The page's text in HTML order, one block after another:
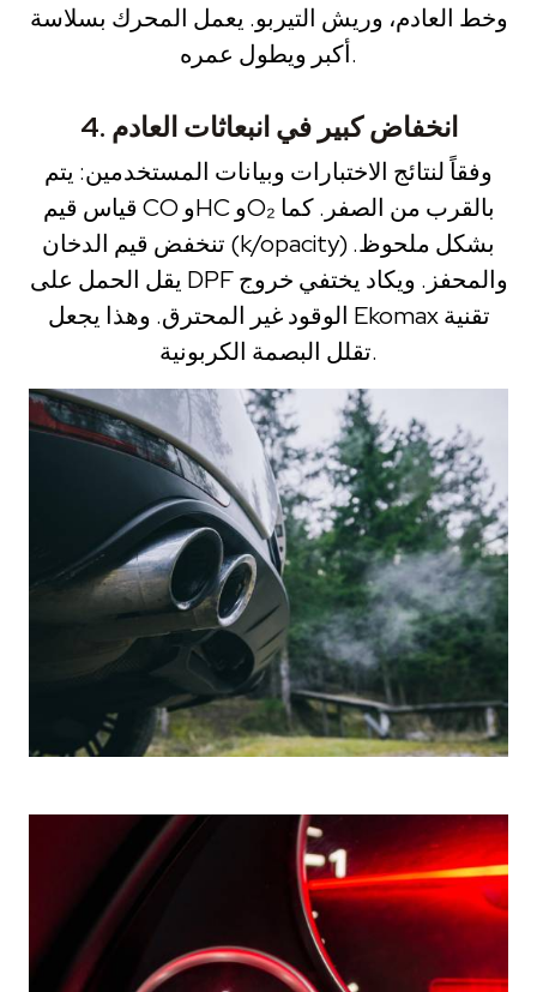
وخط العادم، وريش التيربو. يعمل المحرك بسلاسة
أكبر ويطول عمره.
4. انخفاض كبير في انبعاثات العادم
وفقاً لنتائج الاختبارات وبيانات المستخدمين: يتم
قياس قيم CO وHC وO₂ بالقرب من الصفر. كما
تنخفض قيم الدخان (k/opacity) بشكل ملحوظ.
يقل الحمل على DPF والمحفز. ويكاد يختفي خروج
الوقود غير المحترق. وهذا يجعل Ekomax تقنية
تقلل البصمة الكربونية.